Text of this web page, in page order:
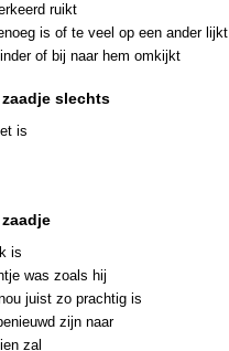
ruikt
is of te veel op een ander lijkt
of bij naar hem omkijkt
slechts
is
is
was zoals hij
juist zo prachtig is
zijn naar
zal